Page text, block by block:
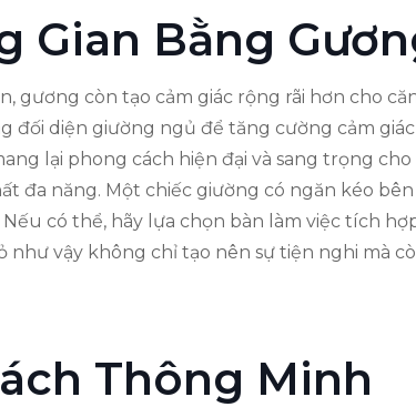
Gian Bằng
gương còn tạo cảm giác rộng rãi hơn cho
đối diện giường ngủ để tăng cường cảm
lại phong cách hiện đại và sang trọng
đa năng. Một chiếc giường có ngăn kéo
có thể, hãy lựa chọn bàn làm việc tích
vậy không chỉ tạo nên sự tiện nghi mà
Thông Minh